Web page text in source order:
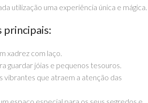
utilização uma experiência única e mágica.
principais:
xadrez com laço.
guardar jóias e pequenos tesouros.
vibrantes que atraem a atenção das